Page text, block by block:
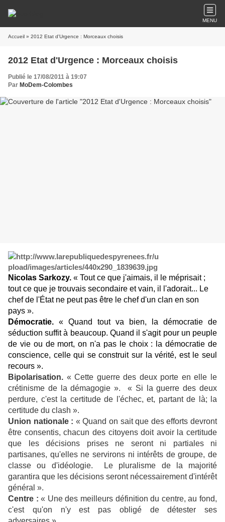
MENU
Accueil » 2012 Etat d'Urgence : Morceaux choisis
2012 Etat d'Urgence : Morceaux choisis
Publié le 17/08/2011 à 19:07
Par MoDem-Colombes
Nicolas Sarkozy. « Tout ce que j'aimais, il le méprisait ;
tout ce que je trouvais secondaire et vain, il l'adorait... Le
chef de l'État ne peut pas être le chef d'un clan en son
pays ».
Démocratie. « Quand tout va bien, la démocratie de
séduction suffit à beaucoup. Quand il s'agit pour un peuple
de vie ou de mort, on n'a pas le choix : la démocratie de
conscience, celle qui se construit sur la vérité, est le seul
recours ».
Bipolarisation. « Cette guerre des deux porte en elle le
crétinisme de la démagogie ». « Si la guerre des deux
perdure, c'est la certitude de l'échec, et, partant de là; la
certitude du clash ».
Union nationale : « Quand on sait que des efforts devront
être consentis, chacun des citoyens doit avoir la certitude
que les décisions prises ne seront ni partiales ni
partisanes, qu'elles ne servirons ni intérêts de groupe, de
classe ou d'idéologie. Le pluralisme de la majorité
garantira que les décisions seront nécessairement d'intérêt
général ».
Centre :« Une des meilleurs définition du centre, au fond,
c'est qu'on n'y est pas obligé de détester ses